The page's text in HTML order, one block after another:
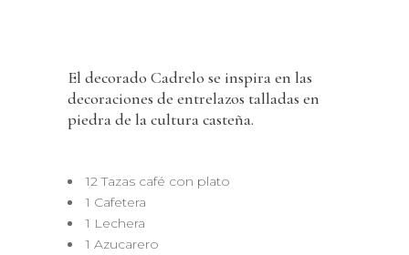
El decorado Cadrelo se inspira en las
decoraciones de entrelazos talladas en
piedra de la cultura casteña.
12 Tazas café con plato
1 Cafetera
1 Lechera
1 Azucarero